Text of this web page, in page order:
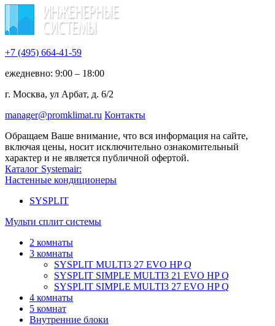
+7 (495) 664-41-59
ежедневно: 9:00 – 18:00
г. Москва, ул Арбат, д. 6/2
manager@promklimat.ru Контакты
Обращаем Ваше внимание, что вся информация на сайте,
включая цены, носит исключительно ознакомительный
характер и не является публичной офертой.
Каталог Systemair:
Настенные кондиционеры
SYSPLIT
Мульти сплит системы
2 комнаты
3 комнаты
SYSPLIT MULTI3 27 EVO HP Q
SYSPLIT SIMPLE MULTI3 21 EVO HP Q
SYSPLIT SIMPLE MULTI3 27 EVO HP Q
4 комнаты
5 комнат
Внутренние блоки